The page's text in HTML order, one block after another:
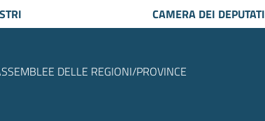
CAMERA DEI DEPUTATI
DELLE REGIONI/PROVINCE